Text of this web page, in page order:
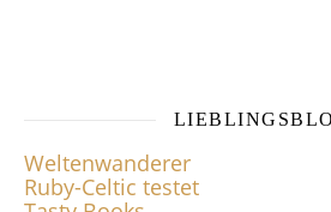
Weltenwanderer
Ruby-Celtic testet